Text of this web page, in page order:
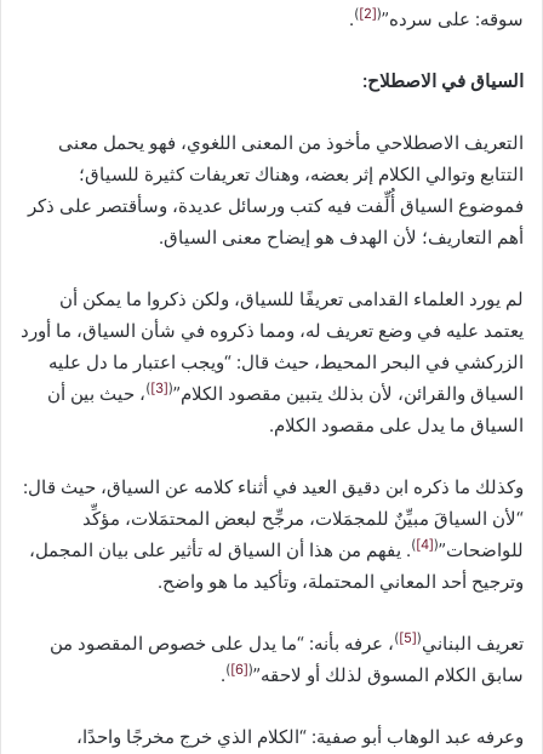
سوقه: على سرده”(
[2]
)
.
السياق في الاصطلاح:
التعريف الاصطلاحي مأخوذ من المعنى اللغوي، فهو يحمل معنى
التتابع وتوالي الكلام إثر بعضه، وهناك تعريفات كثيرة للسياق؛
فموضوع السياق أُلِّفت فيه كتب ورسائل عديدة، وسأقتصر على ذكر
أهم التعاريف؛ لأن الهدف هو إيضاح معنى السياق.
لم يورد العلماء القدامى تعريفًا للسياق، ولكن ذكروا ما يمكن أن
يعتمد عليه في وضع تعريف له، ومما ذكروه في شأن السياق، ما أورد
الزركشي في البحر المحيط، حيث قال: “ويجب اعتبار ما دل عليه
السياق والقرائن، لأن بذلك يتبين مقصود الكلام”(
[3]
)، حيث بين أن
السياق ما يدل على مقصود الكلام.
وكذلك ما ذكره ابن دقيق العيد في أثناء كلامه عن السياق، حيث قال:
“لأن السياقَ مبيِّنٌ للمجمَلات، مرجِّح لبعض المحتمَلات، مؤكِّد
للواضحات”(
[4]
). يفهم من هذا أن السياق له تأثير على بيان المجمل،
وترجيح أحد المعاني المحتملة، وتأكيد ما هو واضح.
تعريف البناني(
[5]
)، عرفه بأنه: “ما يدل على خصوص المقصود من
سابق الكلام المسوق لذلك أو لاحقه”(
[6]
)
.
وعرفه عبد الوهاب أبو صفية: “الكلام الذي خرج مخرجًا واحدًا،